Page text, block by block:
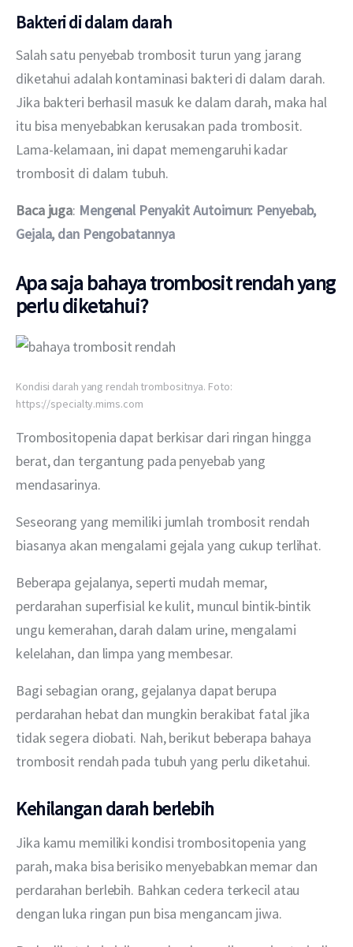
Bakteri di dalam darah
Salah satu penyebab trombosit turun yang jarang
diketahui adalah kontaminasi bakteri di dalam darah.
Jika bakteri berhasil masuk ke dalam darah, maka hal
itu bisa menyebabkan kerusakan pada trombosit.
Lama-kelamaan, ini dapat memengaruhi kadar
trombosit di dalam tubuh.
Baca juga: Mengenal Penyakit Autoimun: Penyebab,
Gejala, dan Pengobatannya
Apa saja bahaya trombosit rendah yang
perlu diketahui?
Kondisi darah yang rendah trombositnya. Foto:
https://specialty.mims.com
Trombositopenia dapat berkisar dari ringan hingga
berat, dan tergantung pada penyebab yang
mendasarinya.
Seseorang yang memiliki jumlah trombosit rendah
biasanya akan mengalami gejala yang cukup terlihat.
Beberapa gejalanya, seperti mudah memar,
perdarahan superfisial ke kulit, muncul bintik-bintik
ungu kemerahan, darah dalam urine, mengalami
kelelahan, dan limpa yang membesar.
Bagi sebagian orang, gejalanya dapat berupa
perdarahan hebat dan mungkin berakibat fatal jika
tidak segera diobati. Nah, berikut beberapa bahaya
trombosit rendah pada tubuh yang perlu diketahui.
Kehilangan darah berlebih
Jika kamu memiliki kondisi trombositopenia yang
parah, maka bisa berisiko menyebabkan memar dan
perdarahan berlebih. Bahkan cedera terkecil atau
dengan luka ringan pun bisa mengancam jiwa.